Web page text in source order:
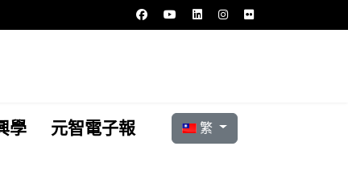
學 元智電子報 選擇你的語言
繁